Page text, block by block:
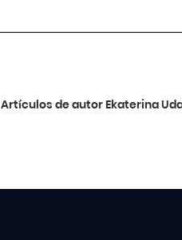
Artículos de autor Ekaterina